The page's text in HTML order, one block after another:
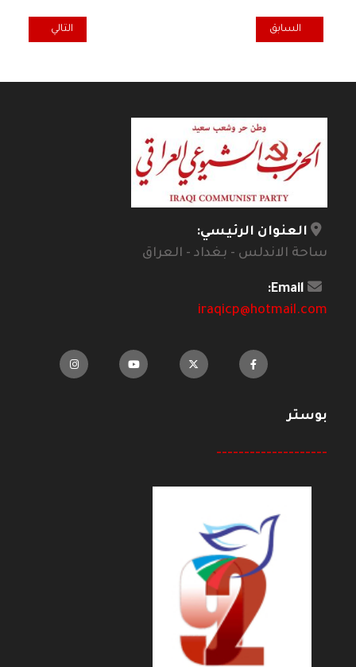
المقال السابق: وقفة اقتصادية .. المشاركة بين القطاعين العام والخاص
السابق المقال التالي:
التالي
العنوان الرئيسي:
ساحة الاندلس - بغداد - العراق
Email:
iraqicp@hotmail.com
بوستر
--------------------